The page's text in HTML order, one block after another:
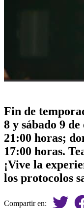
Fin de
8 y sábado 9
21:00 horas;
17:00 horas.
¡Vive la
los protocolos
Compartir en: